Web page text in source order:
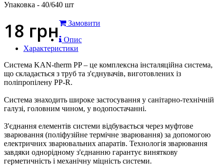
Упаковка - 40/640 шт
18 грн
Замовити
Опис
Характеристики
Система KAN-therm PP – це комплексна інсталяційна система,
що складається з труб та з'єднувачів, виготовлених із
поліпропілену PP-R.
Система знаходить широке застосування у санітарно-технічній
галузі, головним чином, у водопостачанні.
З'єднання елементів системи відбувається через муфтове
зварювання (поліфузійне термічне зварювання) за допомогою
електричних зварювальних апаратів. Технологія зварювання
завдяки однорідному з'єднанню гарантує виняткову
герметичність і механічну міцність системи.